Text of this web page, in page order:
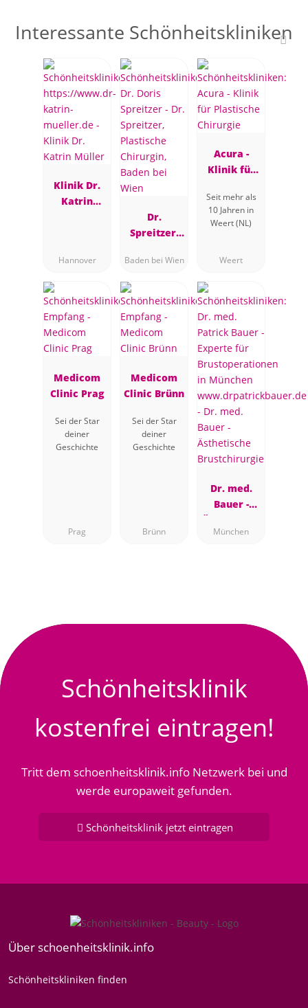
Interessante Schönheitskliniken
Klinik Dr.
Katrin
Hannover
Dr.
Spreitzer,
Chirurgin,
Baden bei
Wien
Baden bei Wien
Acura -
Klinik für
Chirurgie
Seit mehr als
10 Jahren in
Weert (NL)
Weert
Medicom
Clinic Prag
Sei der Star
deiner
Geschichte
Prag
Medicom
Clinic Brünn
Sei der Star
deiner
Geschichte
Brünn
Dr. med.
Bauer -
Ästhetische
Brustchirur
München
Schönheitsklinik
kostenfrei eintragen!
Tritt dem schoenheitsklinik.info Netzwerk bei und
werde europaweit gefunden.
Schönheitsklinik jetzt eintragen
Über schoenheitsklinik.info
Schönheitskliniken finden